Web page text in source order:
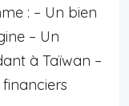
: – Un bien
– Un
à Taïwan –